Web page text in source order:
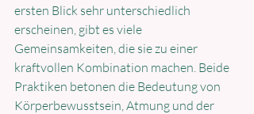
ersten Blick sehr unterschiedlich
erscheinen, gibt es viele
Gemeinsamkeiten, die sie zu einer
kraftvollen Kombination machen. Beide
Praktiken betonen die Bedeutung von
Körperbewusstsein, Atmung und der